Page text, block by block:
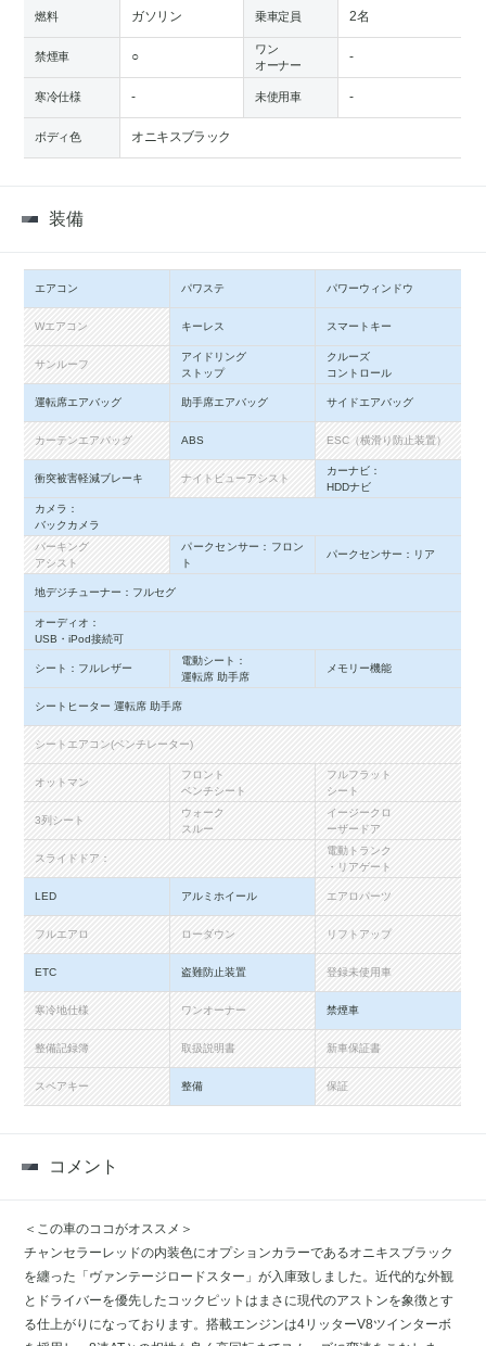
燃料 ガソリン 乗車定員 2名
禁煙車 ○
ワン
オーナー
-
寒冷仕様 - 未使用車 -
ボディ色 オニキスブラック
装備
エアコン パワステ パワーウィンドウ
Wエアコン キーレス スマートキー
サンルーフ
アイドリング
ストップ
クルーズ
コントロール
運転席エアバッグ 助手席エアバッグ サイドエアバッグ
カーテンエアバッグ ABS ESC（横滑り防止装置）
衝突被害軽減ブレーキ ナイトビューアシスト
カーナビ：
HDDナビ
カメラ：
バックカメラ
パーキング
アシスト
パークセンサー：フロン
ト
パークセンサー：リア
地デジチューナー：フルセグ
オーディオ：
USB・iPod接続可
シート：フルレザー
電動シート：
運転席 助手席
メモリー機能
シートヒーター 運転席 助手席
シートエアコン(ベンチレーター)
オットマン
フロント
ベンチシート
フルフラット
シート
3列シート
ウォーク
スルー
イージークロ
ーザードア
スライドドア：
電動トランク
・リアゲート
LED アルミホイール エアロパーツ
フルエアロ ローダウン リフトアップ
ETC 盗難防止装置 登録未使用車
寒冷地仕様 ワンオーナー 禁煙車
整備記録簿 取扱説明書 新車保証書
スペアキー 整備 保証
コメント
＜この車のココがオススメ＞
チャンセラーレッドの内装色にオプションカラーであるオニキスブラック
を纏った「ヴァンテージロードスター」が入庫致しました。近代的な外観
とドライバーを優先したコックピットはまさに現代のアストンを象徴とす
る仕上がりになっております。搭載エンジンは4リッターV8ツインターボ